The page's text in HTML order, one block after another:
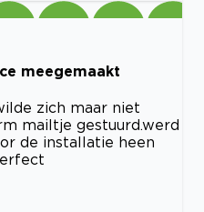
meegemaakt
zich maar niet
mailtje gestuurd.werd
de installatie heen